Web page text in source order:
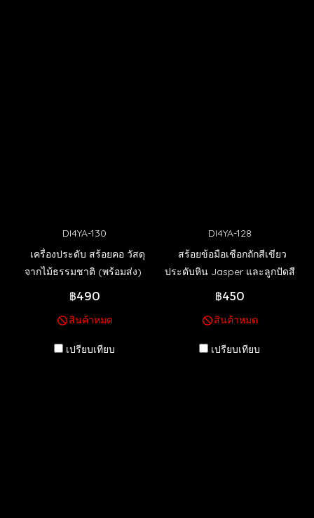
DI4YA-130
เครื่องประดับ สร้อยคอ วัสดุ
จากไม้ธรรมชาติ (พร้อมส่ง)
฿490
สินค้าหมด
เปรียบเทียบ
DI4YA-128
สร้อยข้อมือเชือกถักสีเขียว
ประดับหิน Jasper และลูกปัดสี
เงิน (out of stock)
฿450
สินค้าหมด
เปรียบเทียบ